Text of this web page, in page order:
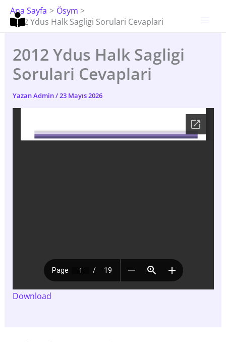
İçeriğe
Atla
Ana Sayfa
Ösym
2012 Ydus Halk Sagligi Sorulari Cevaplari
2012 Ydus Halk Sagligi
Sorulari Cevaplari
YazanAdmin/23 Mayıs 2026
Download